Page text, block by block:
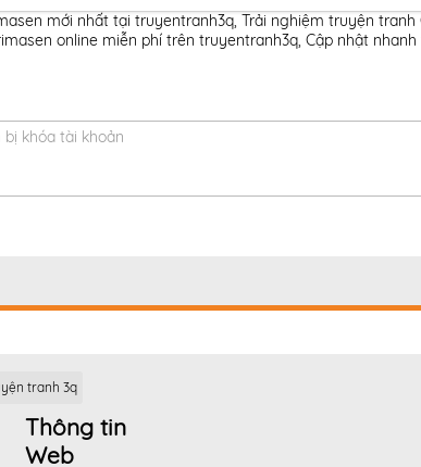
mới nhất tại truyentranh3q, Trải nghiệm truyện tranh
online miễn phí trên truyentranh3q, Cập nhật
khóa tài khoản
tranh 3q
Thông tin
Web